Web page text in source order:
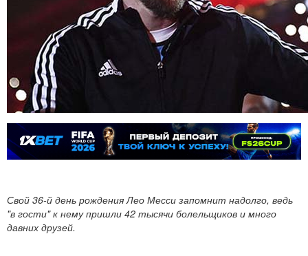
Свой 36-й день рождения Лео Месси запомнит надолго, ведь
"в гости" к нему пришли 42 тысячи болельщиков и много
давних друзей.